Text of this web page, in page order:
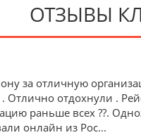
ОТЗЫВЫ
за отличную
Отлично отдохнули .
раньше всех ??.
онлайн из Рос...